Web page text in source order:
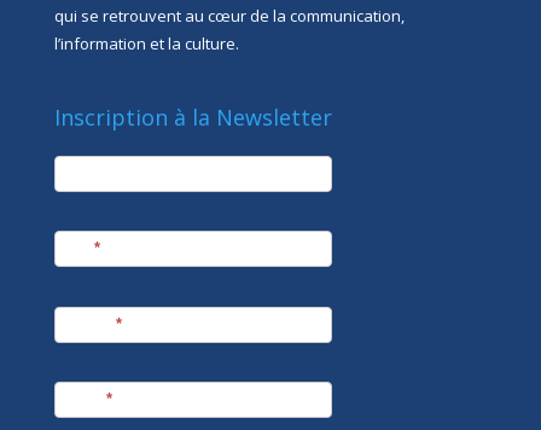
qui se retrouvent au cœur de la communication,
l’information et la culture.
Inscription à la Newsletter
newsletter
*
*
*